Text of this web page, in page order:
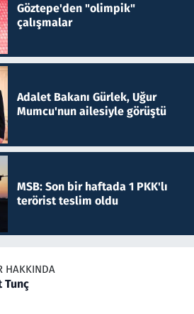
Göztepe'den "olimpik"
çalışmalar
Adalet Bakanı Gürlek, Uğur
Mumcu'nun ailesiyle görüştü
MSB: Son bir haftada 1 PKK'lı
terörist teslim oldu
HAKKINDA
Tunç